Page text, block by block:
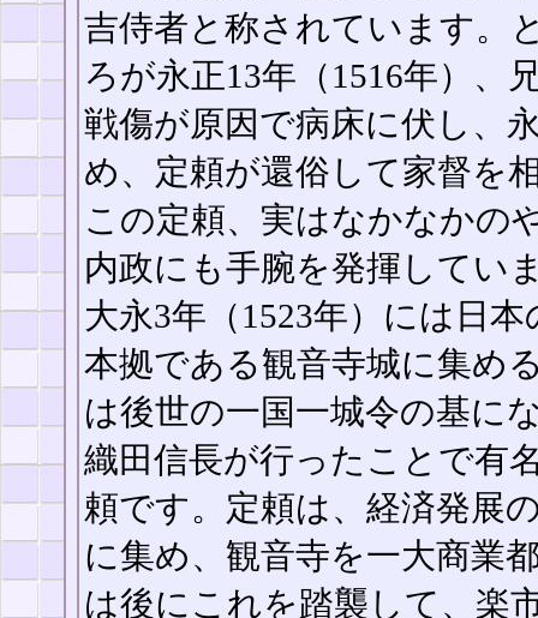
吉侍者と称されています。
ろが永正13年（1516年）、
戦傷が原因で病床に伏し、
め、定頼が還俗して家督を
この定頼、実はなかなかの
内政にも手腕を発揮してい
大永3年（1523年）には日
本拠である観音寺城に集め
は後世の一国一城令の基に
織田信長が行ったことで有
頼です。定頼は、経済発展
に集め、観音寺を一大商業
は後にこれを踏襲して、楽